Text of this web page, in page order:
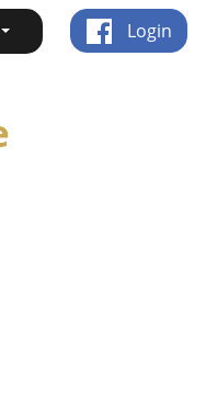
Login